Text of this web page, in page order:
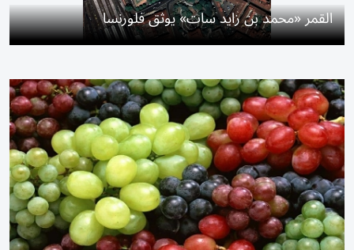
القمر «محمد بن زايد سات» يوثق فلورنسا